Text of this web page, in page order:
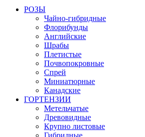
РОЗЫ
Чайно-гибридные
Флорибунды
Английские
Шрабы
Плетистые
Почвопокровные
Спрей
Миниатюрные
Канадские
ГОРТЕНЗИИ
Метельчатые
Древовидные
Крупно листовые
Гибридные